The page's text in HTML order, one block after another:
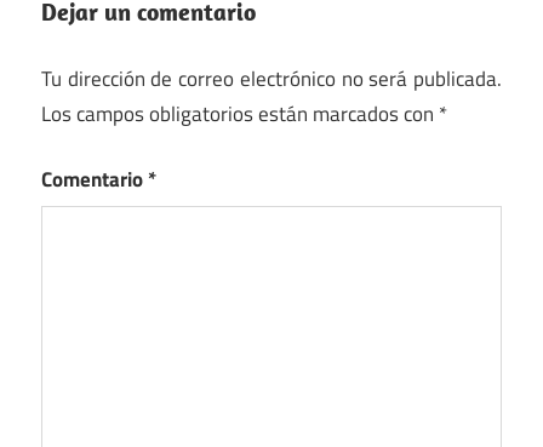
Dejar un comentario
Tu dirección de correo electrónico no será publicada.
Los campos obligatorios están marcados con *
Comentario*